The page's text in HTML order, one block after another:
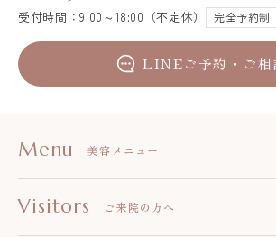
受付時間：9:00～18:00（不定休） 完全予約制
LINEご予約・ご相
Menu 美容メニュー
Visitors ご来院の方へ